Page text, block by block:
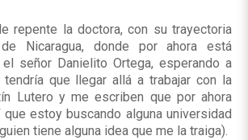
repente la doctora, con su trayectoria
Nicaragua, donde por ahora está
señor Danielito Ortega, esperando a
que llegar allá a trabajar con la
Lutero y me escriben que por ahora
estoy buscando alguna universidad
tiene alguna idea que me la traiga).